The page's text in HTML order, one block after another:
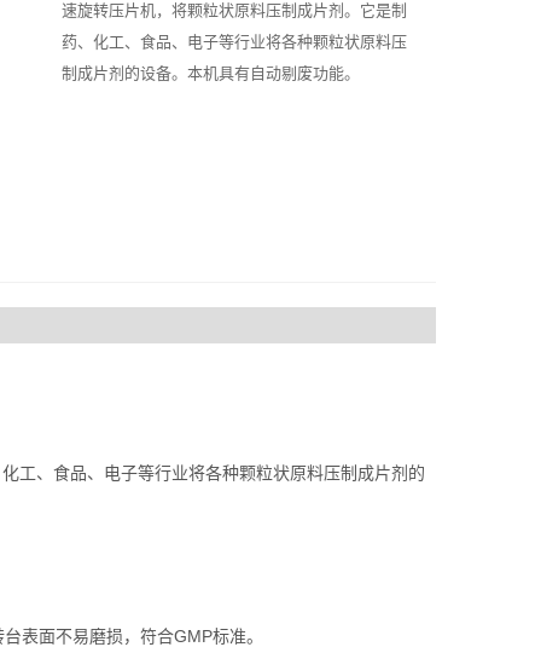
速旋转压片机，将颗粒状原料压制成片剂。它是制
药、化工、食品、电子等行业将各种颗粒状原料压
制成片剂的设备。本机具有自动剔废功能。
工、食品、电子等行业将各种颗粒状原料压制成片剂的
表面不易磨损，符合GMP标准。